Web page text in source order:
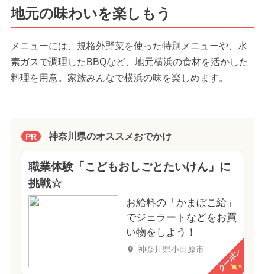
地元の味わいを楽しもう
メニューには、規格外野菜を使った特別メニューや、水
素ガスで調理したBBQなど、地元横浜の食材を活かした
料理を用意。家族みんなで横浜の味を楽しめます。
PR 神奈川県のオススメおでかけ
職業体験「こどもおしごとたいけん」に
挑戦☆
お給料の「かまぼこ給」
でジェラートなどをお買
い物をしよう！
神奈川県小田原市 クーポン